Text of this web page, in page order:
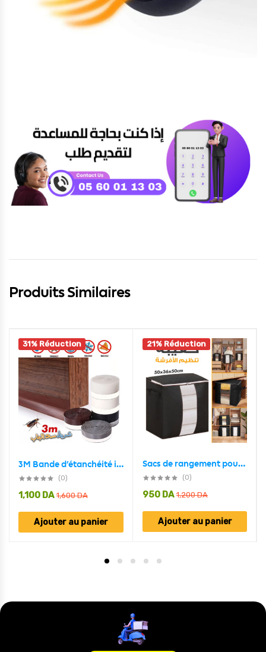
Produits Similaires
31% Réduction
3M Bande d’étanchéité insonorisante anti-poussière,Auto-Adhésive pour le bas des portes
(0)
1,600DA
1,100 DA
Ajouter au panier
21% Réduction
Sacs de rangement pour couette et vêtements 90L (1pcs) Noire
(0)
1,200DA
950 DA
Ajouter au panier